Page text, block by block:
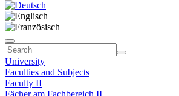
University
Faculties and Subjects
Faculty II
Fächer am Fachbereich II